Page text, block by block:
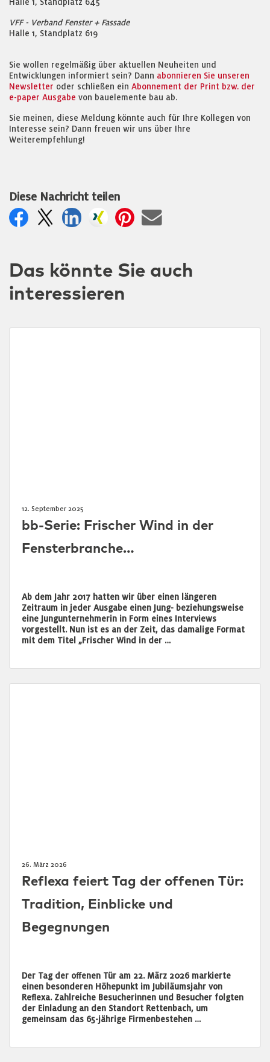
Halle 1, Standplatz 645
VFF - Verband Fenster + Fassade
Halle 1, Standplatz 619
Sie wollen regelmäßig über aktuellen Neuheiten und
Entwicklungen informiert sein? Dann abonnieren Sie unseren
Newsletter oder schließen ein Abonnement der Print bzw. der
e-paper Ausgabe von bauelemente bau ab.
Sie meinen, diese Meldung könnte auch für Ihre Kollegen von
Interesse sein? Dann freuen wir uns über Ihre
Weiterempfehlung!
Diese Nachricht teilen
Das könnte Sie auch
interessieren
12. September 2025
bb-Serie: Frischer Wind in der
Fensterbranche…
Ab dem Jahr 2017 hatten wir über einen längeren
Zeitraum in jeder Ausgabe einen Jung- beziehungsweise
eine Jungunternehmerin in Form eines Interviews
vorgestellt. Nun ist es an der Zeit, das damalige Format
mit dem Titel „Frischer Wind in der …
26. März 2026
Reflexa feiert Tag der offenen Tür:
Tradition, Einblicke und
Begegnungen
Der Tag der offenen Tür am 22. März 2026 markierte
einen besonderen Höhepunkt im Jubiläumsjahr von
Reflexa. Zahlreiche Besucherinnen und Besucher folgten
der Einladung an den Standort Rettenbach, um
gemeinsam das 65-jährige Firmenbestehen …